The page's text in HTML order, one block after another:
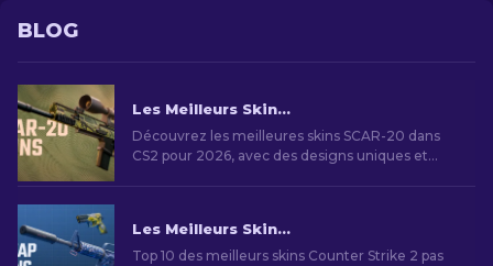
BLOG
Les Meilleurs Skins SCAR-20 dans CS2 : Le Choix des Joueurs en 2026
Découvrez les meilleures skins SCAR-20 dans
CS2 pour 2026, avec des designs uniques et
Les Meilleurs Skins Bon Marché dans CS2 [2026]
Top 10 des meilleurs skins Counter Strike 2 pas